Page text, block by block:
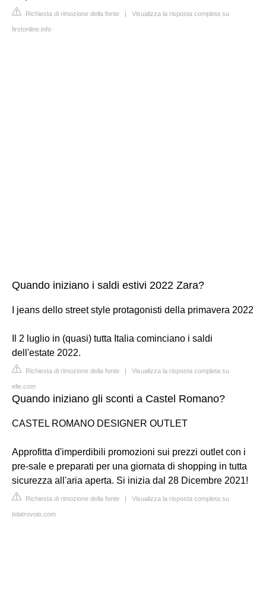
Richiesta di rimozione della fonte | Visualizza la risposta completa su
firstonline.info
Quando iniziano i saldi estivi 2022 Zara?
I jeans dello street style protagonisti della primavera 2022
Il 2 luglio in (quasi) tutta Italia cominciano i saldi
dell'estate 2022.
Richiesta di rimozione della fonte | Visualizza la risposta completa su
elle.com
Quando iniziano gli sconti a Castel Romano?
CASTEL ROMANO DESIGNER OUTLET
Approfitta d'imperdibili promozioni sui prezzi outlet con i
pre-sale e preparati per una giornata di shopping in tutta
sicurezza all'aria aperta. Si inizia dal 28 Dicembre 2021!
Richiesta di rimozione della fonte | Visualizza la risposta completa su
telatrovoio.com